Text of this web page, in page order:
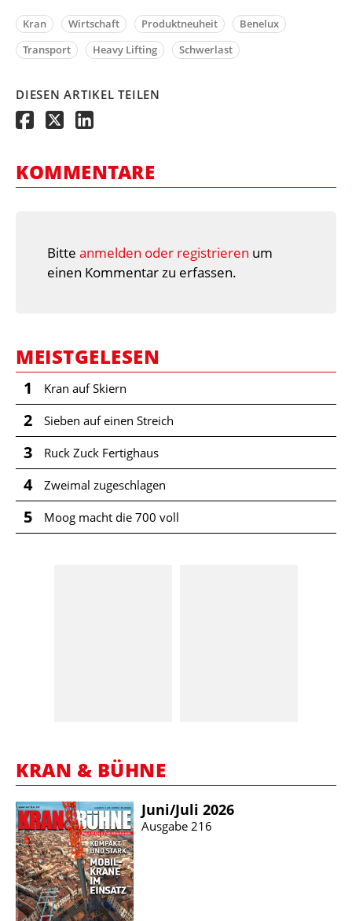
Kran Wirtschaft Produktneuheit
Benelux
Transport
Heavy Lifting Schwerlast
DIESEN ARTIKEL TEILEN
KOMMENTARE
Bitte anmelden oder registrieren um
einen Kommentar zu erfassen.
MEISTGELESEN
1 Kran auf Skiern
2 Sieben auf einen Streich
3 Ruck Zuck Fertighaus
4 Zweimal zugeschlagen
5 Moog macht die 700 voll
KRAN & BÜHNE
Juni/​Juli 2026
Ausgabe 216